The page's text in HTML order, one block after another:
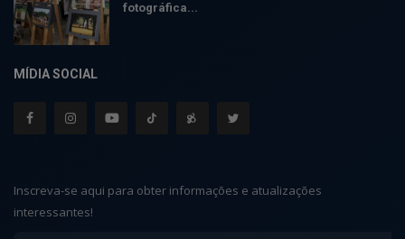
fotográfica...
MÍDIA SOCIAL
Inscreva-se aqui para obter informações e atualizações
interessantes!